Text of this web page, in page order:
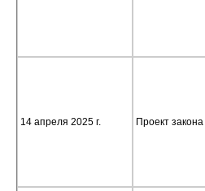
14 апреля 2025 г. Проект закона